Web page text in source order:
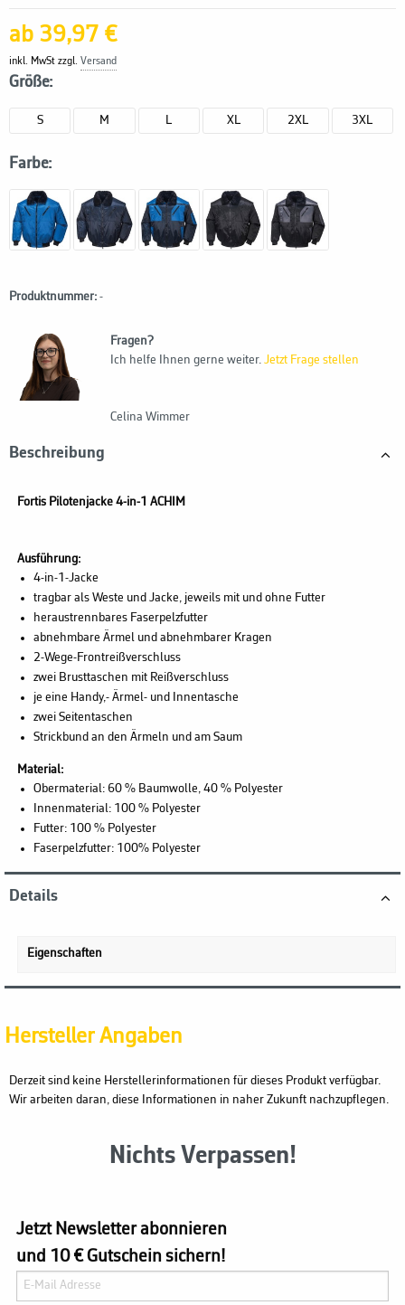
ab 39,97 €
inkl. MwSt zzgl. Versand
Größe:
S M L XL 2XL 3XL
Farbe:
Produktnummer: -
Fragen?
Ich helfe Ihnen gerne weiter. Jetzt Frage stellen
Celina Wimmer
Beschreibung
Fortis Pilotenjacke 4-in-1 ACHIM
Ausführung:
4-in-1-Jacke
tragbar als Weste und Jacke, jeweils mit und ohne Futter
heraustrennbares Faserpelzfutter
abnehmbare Ärmel und abnehmbarer Kragen
2-Wege-Frontreißverschluss
zwei Brusttaschen mit Reißverschluss
je eine Handy,- Ärmel- und Innentasche
zwei Seitentaschen
Strickbund an den Ärmeln und am Saum
Material:
Obermaterial: 60 % Baumwolle, 40 % Polyester
Innenmaterial: 100 % Polyester
Futter: 100 % Polyester
Faserpelzfutter: 100% Polyester
Details
Eigenschaften
Hersteller Angaben
Derzeit sind keine Herstellerinformationen für dieses Produkt verfügbar.
Wir arbeiten daran, diese Informationen in naher Zukunft nachzupflegen.
Nichts Verpassen!
Jetzt Newsletter abonnieren
und 10 € Gutschein sichern!